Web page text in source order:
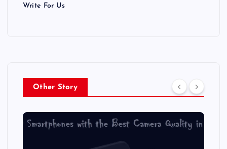
Write For Us
Other Story